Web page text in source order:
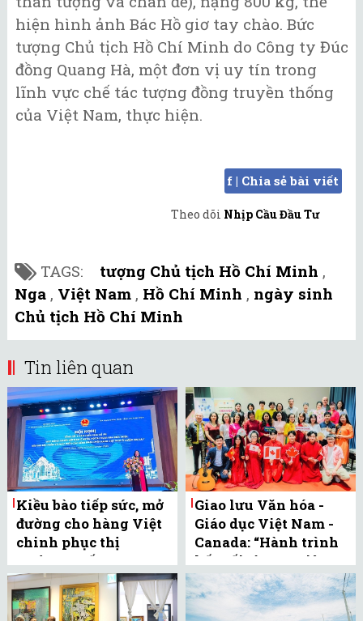
hiện hình ảnh Bác Hồ giơ tay chào. Bức
tượng Chủ tịch Hồ Chí Minh do Công ty Đúc
đồng Quang Hà, một đơn vị uy tín trong
lĩnh vực chế tác tượng đồng truyền thống
của Việt Nam, thực hiện.
f | Chia sẻ bài viết
Theo dõi Nhịp Cầu Đầu Tư
TAGS: tượng Chủ tịch Hồ Chí Minh ,
Nga , Việt Nam , Hồ Chí Minh , ngày sinh
Chủ tịch Hồ Chí Minh
Tin liên quan
Kiều bào tiếp sức, mở
đường cho hàng Việt
chinh phục thị
trường Quốc ...
Giao lưu Văn hóa -
Giáo dục Việt Nam -
Canada: “Hành trình
kết nối từ sen Việt
đến lá phong ...